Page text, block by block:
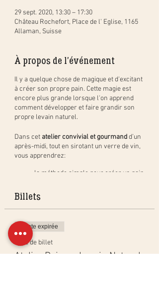
29 sept. 2020, 13:30 – 17:30
Château Rochefort, Place de l' Eglise, 1165
Allaman, Suisse
À propos de l'événement
Il y a quelque chose de magique et d'excitant
à créer son propre pain. Cette magie est
encore plus grande lorsque l'on apprend
comment développer et faire grandir son
propre levain naturel.
Dans cet atelier convivial et gourmandd’un
après-midi, tout en sirotant un verre de vin,
vous apprendrez:
la méthode simple pour créer un pain
en pratique. Vous repartirez avec
votre pâton à cuire à la maison (pain
de 400gr) et cuirez un pain en groupe
à déguster pendant l'apéritif;
comment créer, activer et entretenir
un levain naturel ainsi que les
Billets
Vente expirée
Type de billet
Atelier Pain au Levain Naturel